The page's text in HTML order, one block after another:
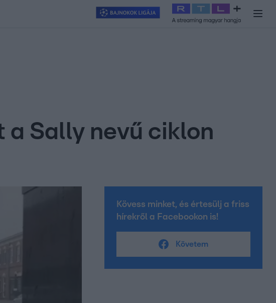
Exek csatája 2026 Celeb vagyok, ments ki innen
Sally nevű ciklon
Kövess minket, és értesülj a friss
hírekről a Facebookon is!
Követem